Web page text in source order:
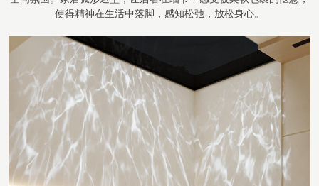
使得精神在生活中落脚，感知松弛，放松身心。